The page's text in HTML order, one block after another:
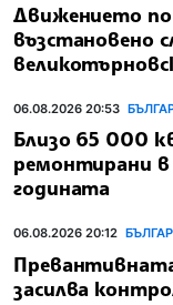
Движението
възстановено
06.08.2026 20:53
Близо 65 000
ремонтирани в
годината
06.08.2026 20:12
засилва